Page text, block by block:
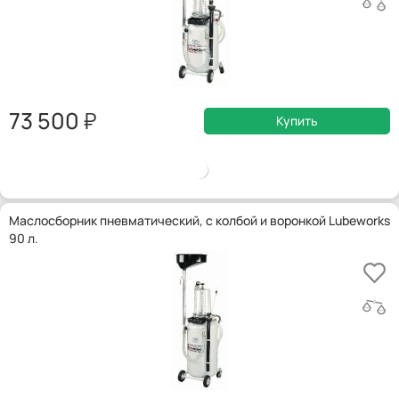
73 500 Купить
Маслосборник пневматический, с колбой и воронкой Lubeworks
90 л.